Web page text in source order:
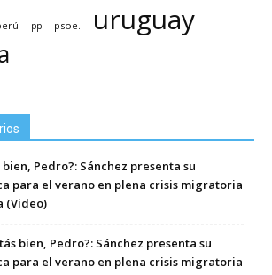
pp psoe. uruguay
bien, Pedro?: Sánchez presenta su
para el verano en plena crisis migratoria
(Video)
bien, Pedro?: Sánchez presenta su
para el verano en plena crisis migratoria